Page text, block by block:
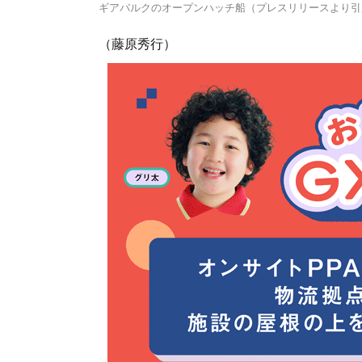
ギアバルクのオープンハッチ船（プレスリリースより
（藤原秀行）